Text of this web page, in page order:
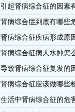
引起肾病综合征的因素
肾病综合症到底有哪些
肾病综合征疾病形成原
肾病综合征病人水肿怎
导致肾病综合征复发的
肾病综合征应该做哪些
生活中肾病综合征的危